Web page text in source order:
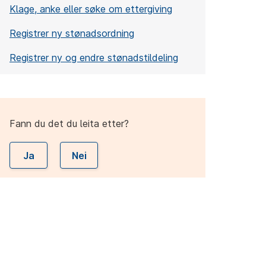
Klage, anke eller søke om ettergiving
Registrer ny stønadsordning
Registrer ny og endre stønadstildeling
Fann du det du leita etter?
Ja Nei